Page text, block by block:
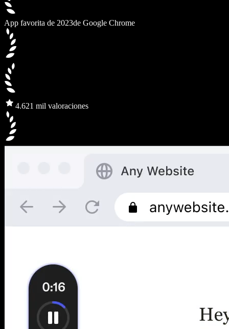
App favorita de 2023de Google Chrome
4.621 mil valoraciones